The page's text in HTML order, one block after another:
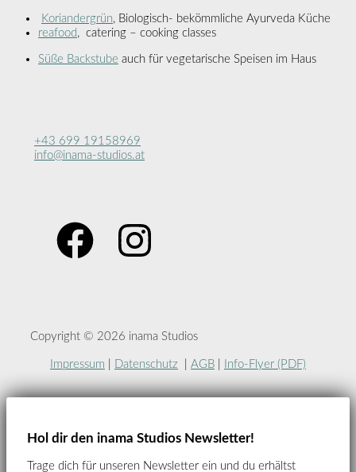
Koriandergrün, Biologisch- bekömmliche Ayurveda Küche
reafood, catering – cooking classes
Süße Backstube auch für vegetarische Speisen im Haus
+43 699 19158969
info@inama-studios.at
Copyright © 2026 inama Studios
Impressum Datenschutz AGB Info-Flyer (PDF)
Hol dir den inama Studios Newsletter!
Trage dich für unseren Newsletter ein und du erhältst